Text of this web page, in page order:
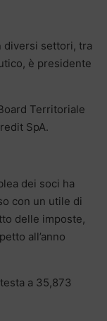
diversi settori, tra
è presidente
Territoriale
SpA.
dei soci ha
con un utile di
delle imposte,
all’anno
a 35,873